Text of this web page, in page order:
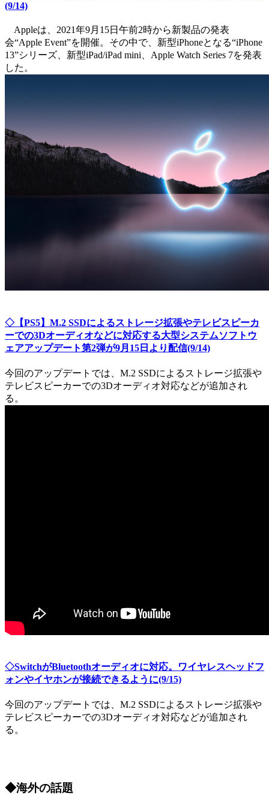
(9/14)
Appleは、2021年9月15日午前2時から新製品の発表
会“Apple Event”を開催。その中で、新型iPhoneとなる“iPhone
13”シリーズ、新型iPad/iPad mini、Apple Watch Series 7を発表
した。
◇【PS5】M.2 SSDによるストレージ拡張やテレビスピーカ
ーでの3Dオーディオなどに対応する大型システムソフトウ
ェアアップデート第2弾が9月15日より配信(9/14)
今回のアップデートでは、M.2 SSDによるストレージ拡張や
テレビスピーカーでの3Dオーディオ対応などが追加され
る。
◇SwitchがBluetoothオーディオに対応。ワイヤレスヘッドフ
ォンやイヤホンが接続できるように(9/15)
今回のアップデートでは、M.2 SSDによるストレージ拡張や
テレビスピーカーでの3Dオーディオ対応などが追加され
る。
◆海外の話題